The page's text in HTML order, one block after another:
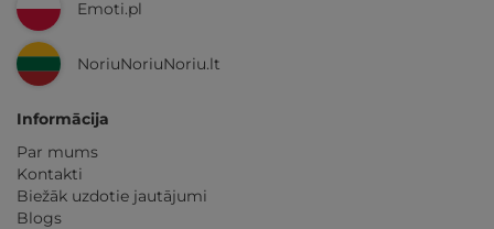
Emoti.pl
NoriuNoriuNoriu.lt
Informācija
Par mums
Kontakti
Biežāk uzdotie jautājumi
Blogs